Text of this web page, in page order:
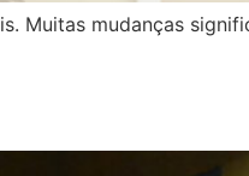
Muitas mudanças